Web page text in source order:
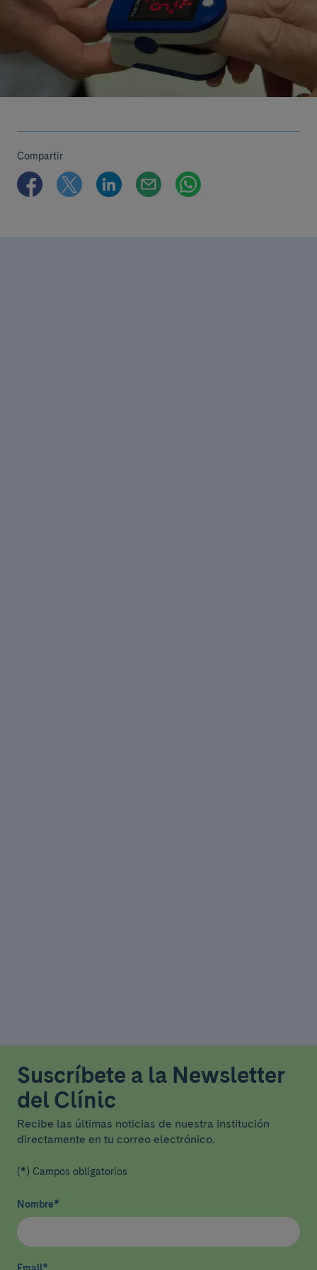
Compartir
Suscríbete a la Newsletter
del Clínic
Recibe las últimas noticias de nuestra institución
directamente en tu correo electrónico.
(*) Campos obligatorios
Nombre*